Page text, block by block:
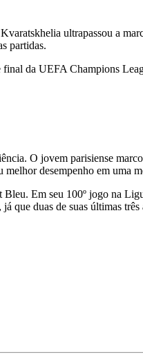
ultrapassou a
partidas.
da UEFA Champions
O jovem parisiense
desempenho em uma
Em seu 100º jogo na
duas de suas últimas